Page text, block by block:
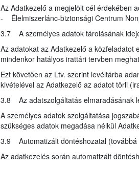
Az Adatkezelő a megjelölt cél érdekében
- Élelmiszerlánc-biztonsági Centrum
3.7 A személyes adatok tárolásának
Az adatokat az Adatkezelő a
mindenkor hatályos irattári tervben
Ezt követően az Ltv. szerint levéltárba
kivételével az Adatkezelő az adatot törli
3.8 Az adatszolgáltatás elmaradásának
A személyes adatok szolgáltatása
szükséges adatok megadása nélkül
3.9 Automatizált döntéshozatal (továbbá
Az adatkezelés során automatizált